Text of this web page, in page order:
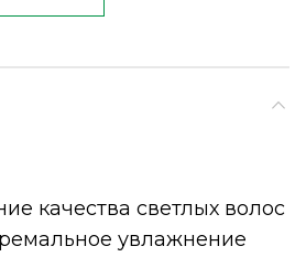
качества светлых волос
увлажнение